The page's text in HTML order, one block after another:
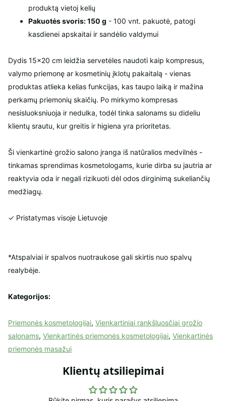
produktą vietoj kelių
Pakuotės svoris: 150 g - 100 vnt. pakuotė, patogi
kasdienei apskaitai ir sandėlio valdymui
Dydis 15×20 cm leidžia servetėles naudoti kaip kompresus,
valymo priemonę ar kosmetinių įklotų pakaitalą - vienas
produktas atlieka kelias funkcijas, kas taupo laiką ir mažina
perkamų priemonių skaičių. Po mirkymo kompresas
nesisluoksniuoja ir nedulka, todėl tinka salonams su dideliu
klientų srautu, kur greitis ir higiena yra prioritetas.
Ši vienkartinė grožio salono įranga iš natūralios medvilnės -
tinkamas sprendimas kosmetologams, kurie dirba su jautria ar
reaktyvia oda ir negali rizikuoti dėl odos dirginimą sukeliančių
medžiagų.
✓ Pristatymas visoje Lietuvoje
*Atspalviai ir spalvos nuotraukose gali skirtis nuo spalvų
realybėje.
Kategorijos:
Priemonės kosmetologijai, Vienkartiniai rankšluosčiai grožio
salonams, Vienkartinės priemonės kosmetologijai, Vienkartinės
priemonės masažui
Klientų atsiliepimai